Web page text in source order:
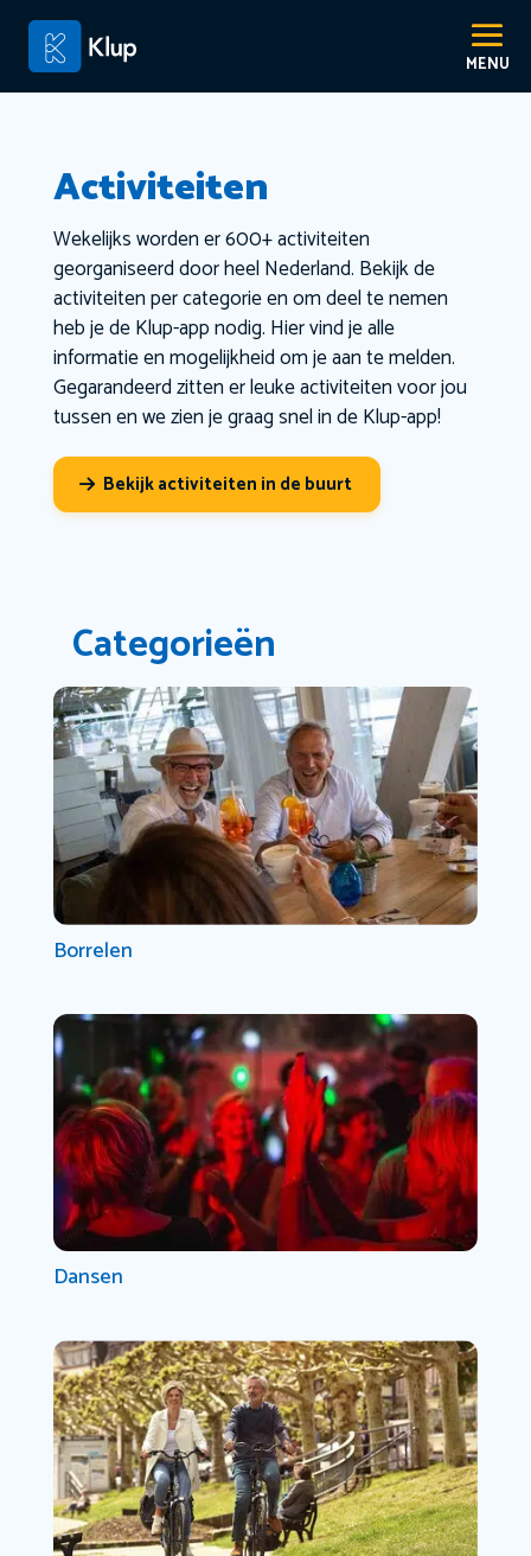
Activiteiten
Wekelijks worden er 600+ activiteiten
georganiseerd door heel Nederland. Bekijk de
activiteiten per categorie en om deel te nemen
heb je de Klup-app nodig. Hier vind je alle
informatie en mogelijkheid om je aan te melden.
Gegarandeerd zitten er leuke activiteiten voor jou
tussen en we zien je graag snel in de Klup-app!
Bekijk activiteiten in de buurt
Categorieën
Borrelen
Dansen